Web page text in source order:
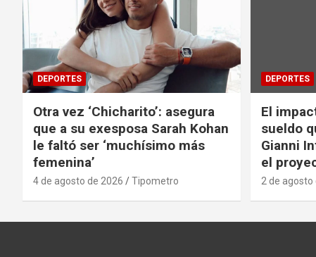
DEPORTES
Otra vez ‘Chicharito’: asegura
que a su exesposa Sarah Kohan
le faltó ser ‘muchísimo más
femenina’
4 de agosto de 2026 Tipometro
DEPORTES
El
sueldo
Gianni
el
2 de agosto